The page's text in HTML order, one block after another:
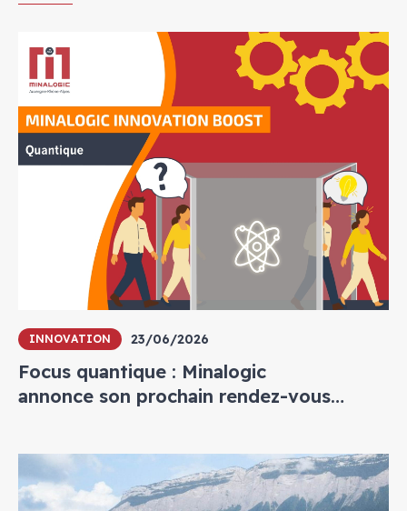
INNOVATION 23/06/2026
Focus quantique : Minalogic
annonce son prochain rendez-vous